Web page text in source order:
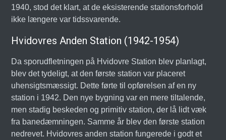
1940, stod det klart, at de eksisterende stationsforhold
ikke længere var tidssvarende.
Hvidovres Anden Station (1942-1954)
Da sporudfletningen på Hvidovre Station blev planlagt,
blev det tydeligt, at den første station var placeret
uhensigtsmæssigt. Dette førte til opførelsen af en ny
station i 1942. Den nye bygning var en mere tiltalende,
men stadig beskeden og primitiv station, der lå lidt væk
fra banedæmningen. Samme år blev den første station
nedrevet. Hvidovres anden station fungerede i godt et